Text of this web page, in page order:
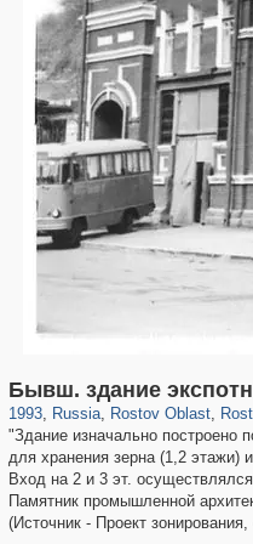
Бывш. здание
1993, Russia
1,406,336 29,243
, Rostov Oblast
31,024 475
,
15,479
"Здание изначально построено
для хранения зерна (1,2 этажи)
Вход на 2 и 3 эт.
Памятник промышленной
(Источник - Проект зонирования,